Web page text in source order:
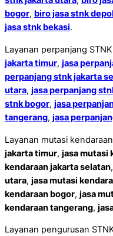
bogor, biro jasa stnk
jasa stnk bekasi.
Layanan perpanjang
jakarta timur, jasa
perpanjang stnk jakarta
utara, jasa perpanjang
stnk bogor, jasa
tangerang, jasa
Layanan mutasi
jakarta timur, jasa mutasi
kendaraan jakarta selatan,
utara, jasa mutasi
kendaraan bogor, jasa
kendaraan tangerang,
Layanan pengurusan